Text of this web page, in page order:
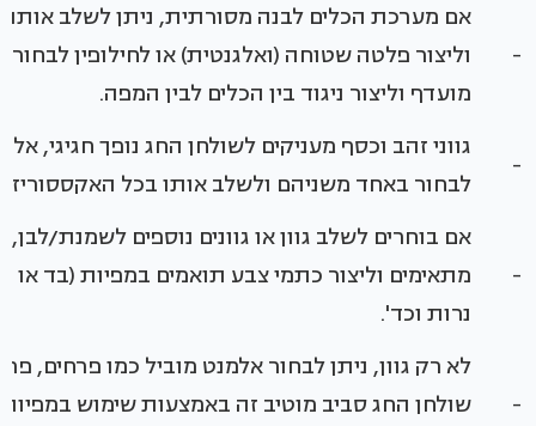
-
אם מערכת הכלים לבנה מסורתית, ניתן לשלב אותה
וליצור פלטה שטוחה (ואלגנטית) או לחילופין לבחור
מועדף וליצור ניגוד בין הכלים לבין המפה.
-
גווני זהב וכסף מעניקים לשולחן החג נופך חגיגי,
לבחור באחד משניהם ולשלב אותו בכל האקססוריז'
-
אם בוחרים לשלב גוון או גוונים נוספים לשמנת/לבן,
מתאימים וליצור כתמי צבע תואמים במפיות (בד או
נרות וכד'.
-
לא רק גוון, ניתן לבחור אלמנט מוביל כמו פרחים,
שולחן החג סביב מוטיב זה באמצעות שימוש